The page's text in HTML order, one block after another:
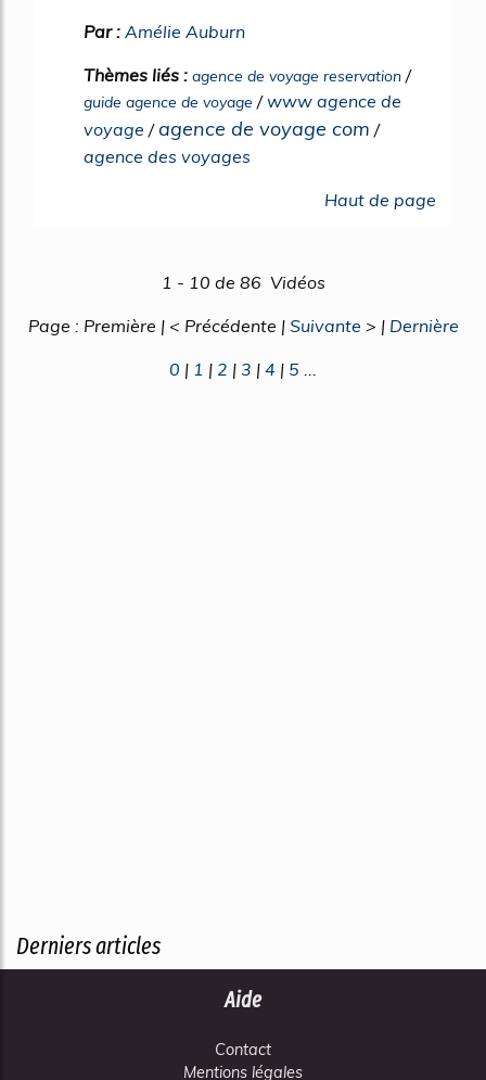
Par : Amélie Auburn
Thèmes liés : agence de voyage reservation /
guide agence de voyage /www agence de
voyage /agence de voyage com /
agence des voyages
Haut de page
1 - 10 de 86 Vidéos
Page : Première | < Précédente | Suivante > | Dernière
0 | 1 | 2 | 3 | 4 | 5 ...
Derniers articles
Aide
Contact
Mentions légales